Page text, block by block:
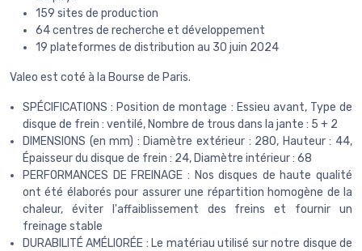
159 sites de production
64 centres de recherche et développement
19 plateformes de distribution au 30 juin 2024
Valeo est coté à la Bourse de Paris.
SPÉCIFICATIONS : Position de montage : Essieu avant, Type de
disque de frein : ventilé, Nombre de trous dans la jante : 5 + 2
DIMENSIONS (en mm) : Diamètre extérieur : 280, Hauteur : 44,
Épaisseur du disque de frein : 24, Diamètre intérieur : 68
PERFORMANCES DE FREINAGE : Nos disques de haute qualité
ont été élaborés pour assurer une répartition homogène de la
chaleur, éviter l'affaiblissement des freins et fournir un
freinage stable
DURABILITÉ AMÉLIORÉE : Le matériau utilisé sur notre disque de